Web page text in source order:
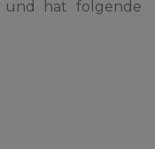
hat folgende